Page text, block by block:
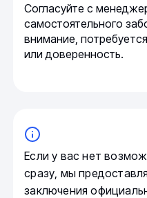
Согласуйте с
самостоятельного
внимание,
или доверенность.
Если у вас нет
сразу, мы
заключения